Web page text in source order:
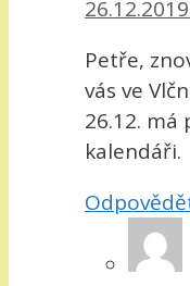
Petře,
vás ve
26.12. má
kalendáři.